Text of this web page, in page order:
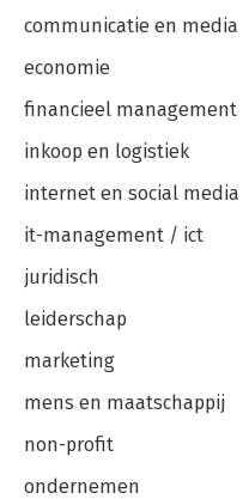
communicatie en media
economie
financieel management
inkoop en logistiek
internet en social media
it-management / ict
juridisch
leiderschap
marketing
mens en maatschappij
non-profit
ondernemen